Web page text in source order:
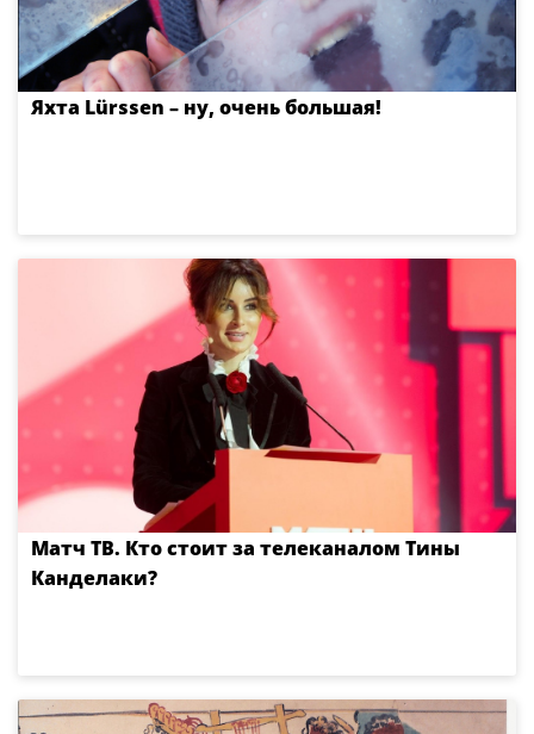
Яхта Lürssen – ну, очень большая!
Матч ТВ. Кто стоит за телеканалом Тины
Канделаки?